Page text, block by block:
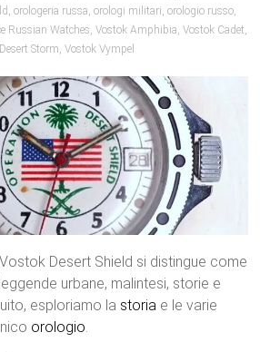
,orologeria russa,orologi militari,orologio russo,
Russian Watches,Vostok Amphibia,Vostok Cadet,
Storm,Vostok Vympel
Desert Shield si distingue come
urbane, malintesi, storie e
esploriamo la storia e le varie
orologio.